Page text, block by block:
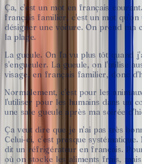
Ça, c'est un mot en français courant.
français familier, c'est un mot qu'on
désigner une voiture. On prend ma
la plage.
La gueule. On l'a vu plus tôt quand
s'engueuler. La gueule, on l'utilise
visage, en français familier, donc
Normalement, c'est pour les
l'utiliser pour les humains dans un
une sale gueule après ma soirée
Ça veut dire que je n'ai pas très
Celui-ci, c'est presque systématique.
dit un réfrigérateur en français.
où on stocke les aliments frais, mais